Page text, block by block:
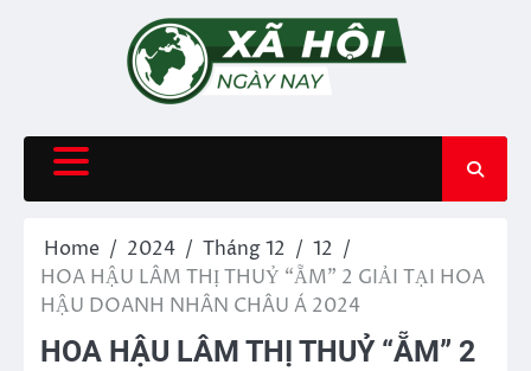
Home 2024 Tháng 12
12
HOA HẬU LÂM THỊ THUỶ “ẴM” 2 GIẢI TẠI HOA
HẬU DOANH NHÂN CHÂU Á 2024
HOA HẬU LÂM THỊ THUỶ “ẴM” 2